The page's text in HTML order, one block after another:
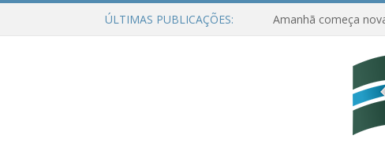
ÚLTIMAS PUBLICAÇÕES: